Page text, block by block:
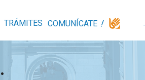
TRÁMITES COMUNÍCATE